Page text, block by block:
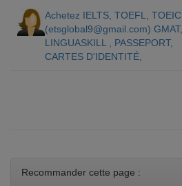
Achetez IELTS, TOEFL, TOEIC
(etsglobal9@gmail.com) GMAT,
LINGUASKILL , PASSEPORT,
CARTES D'IDENTITÉ,
Recommander cette page :